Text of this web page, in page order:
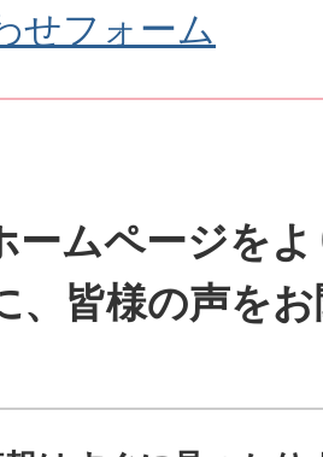
せフォーム
ームページを
、皆様の声を